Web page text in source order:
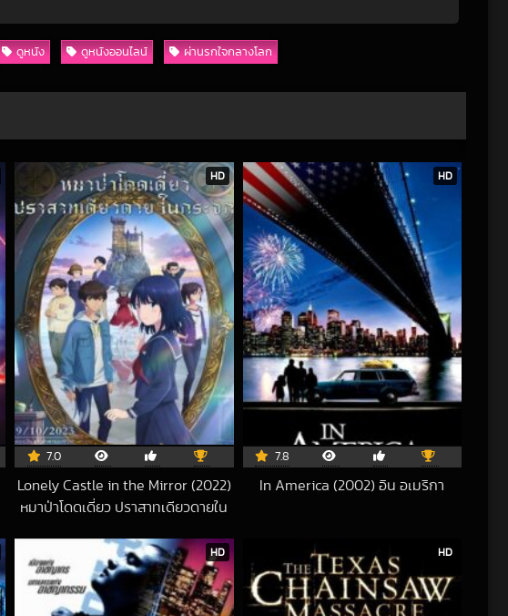
ดูหนัง ดูหนังออนไลน์ ผ่านรกใจกลางโลก
HD
7.0
Lonely Castle in the Mirror (2022)
หมาป่าโดดเดี่ยว ปราสาทเดียวดายใน
2023-10-26 UTC
HD
7.8
In America (2002) อิน อเมริกา
HD HD